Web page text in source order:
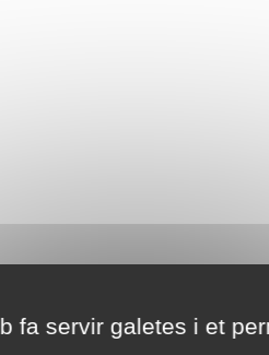
fa servir galetes i et